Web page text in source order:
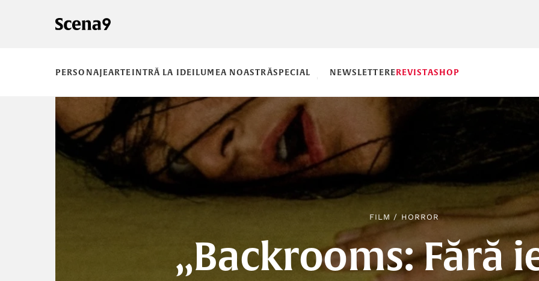
PERSONAJEARTEINTRĂ LA IDEILUMEA NOASTRĂSPECIAL NEWSLETTEREREVISTASHOP
FILM / HORROR
„Backrooms: Fără